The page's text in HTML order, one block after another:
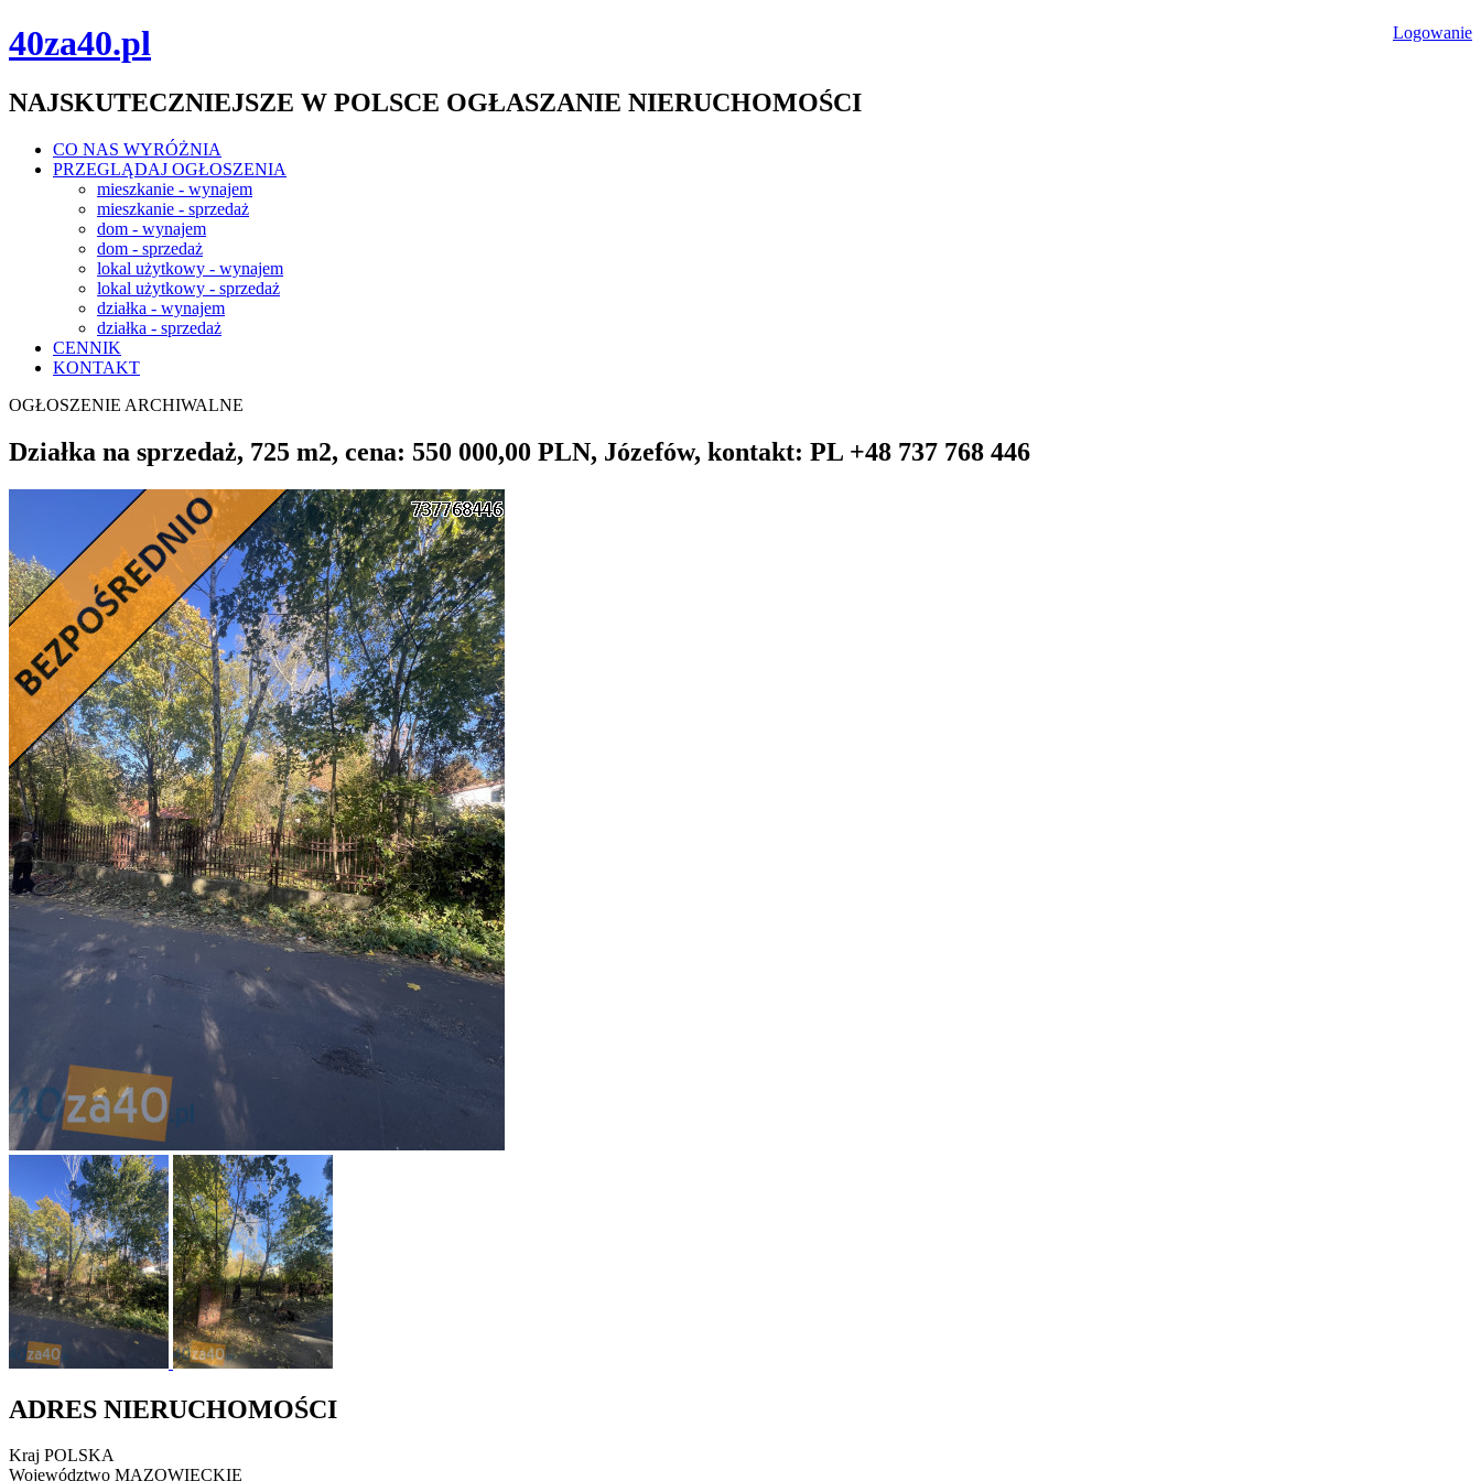
Logowanie
40za40.pl
NAJSKUTECZNIEJSZE W POLSCE OGŁASZANIE NIERUCHOMOŚCI
CO NAS WYRÓŻNIA
PRZEGLĄDAJ OGŁOSZENIA
mieszkanie - wynajem
mieszkanie - sprzedaż
dom - wynajem
dom - sprzedaż
lokal użytkowy - wynajem
lokal użytkowy - sprzedaż
działka - wynajem
działka - sprzedaż
CENNIK
KONTAKT
OGŁOSZENIE ARCHIWALNE
Działka na sprzedaż, 725 m2, cena: 550 000,00 PLN, Józefów, kontakt: PL +48 737 768 446
ADRES NIERUCHOMOŚCI
Kraj POLSKA
Województwo MAZOWIECKIE